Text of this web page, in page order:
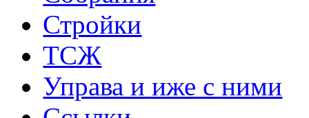
Стройки
ТСЖ
Управа и иже с ними